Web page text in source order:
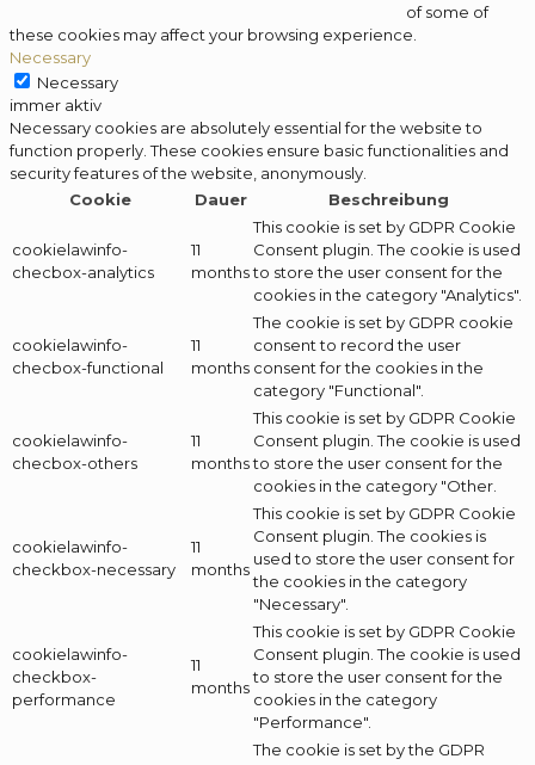
of some of
these cookies may affect your browsing experience.
Necessary
Necessary
immer aktiv
Necessary cookies are absolutely essential for the website to
function properly. These cookies ensure basic functionalities and
security features of the website, anonymously.
Cookie
Dauer Beschreibung
cookielawinfo-
checbox-analytics
11
months
This cookie is set by GDPR Cookie
Consent plugin. The cookie is used
to store the user consent for the
cookies in the category "Analytics".
cookielawinfo-
checbox-functional
11
months
The cookie is set by GDPR cookie
consent to record the user
consent for the cookies in the
category "Functional".
cookielawinfo-
checbox-others
11
months
This cookie is set by GDPR Cookie
Consent plugin. The cookie is used
to store the user consent for the
cookies in the category "Other.
cookielawinfo-
checkbox-necessary
11
months
This cookie is set by GDPR Cookie
Consent plugin. The cookies is
used to store the user consent for
the cookies in the category
"Necessary".
cookielawinfo-
checkbox-
performance
11
months
This cookie is set by GDPR Cookie
Consent plugin. The cookie is used
to store the user consent for the
cookies in the category
"Performance".
The cookie is set by the GDPR